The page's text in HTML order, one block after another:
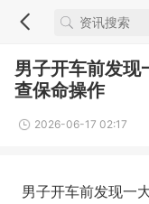
男子开车前发现
查保命操作
2026-06-17 02:17
男子开车前发现一